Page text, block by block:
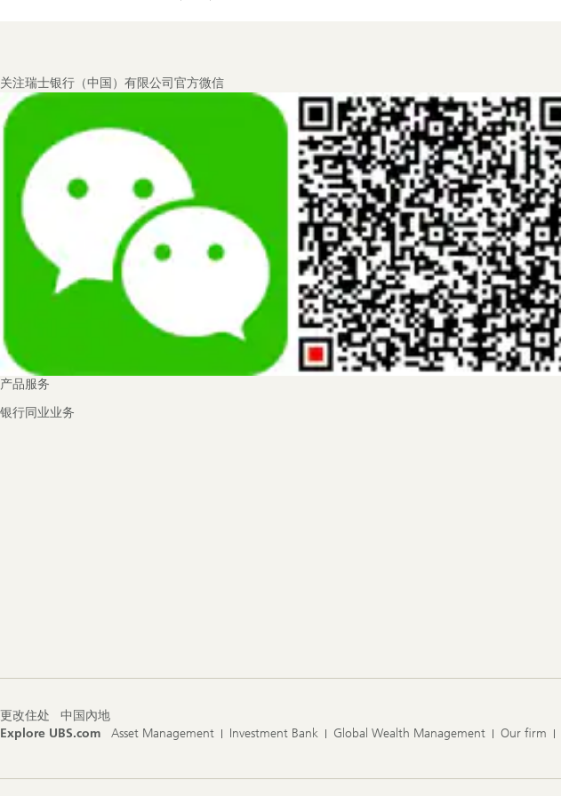
Footer
Navigation
关注瑞士银行（中国）有限公司官方微信
产品服务
银行同业业务
更改住处
中国內地
Explore UBS.com
Asset Management Investment Bank Global Wealth Management Our firm